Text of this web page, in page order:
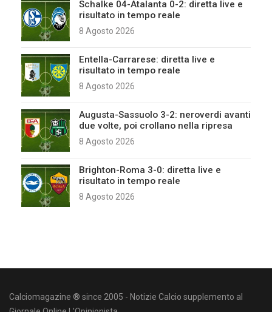
Schalke 04-Atalanta 0-2: diretta live e
risultato in tempo reale
8 Agosto 2026
Entella-Carrarese: diretta live e
risultato in tempo reale
8 Agosto 2026
Augusta-Sassuolo 3-2: neroverdi avanti
due volte, poi crollano nella ripresa
8 Agosto 2026
Brighton-Roma 3-0: diretta live e
risultato in tempo reale
8 Agosto 2026
Calciomagazine ® since 2005 - Notizie Calcio supplemento al